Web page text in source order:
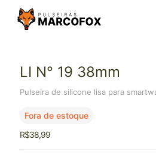
LI N° 19 38mm
Pulseira de silicone lisa para
Fora de estoque
R$38,99